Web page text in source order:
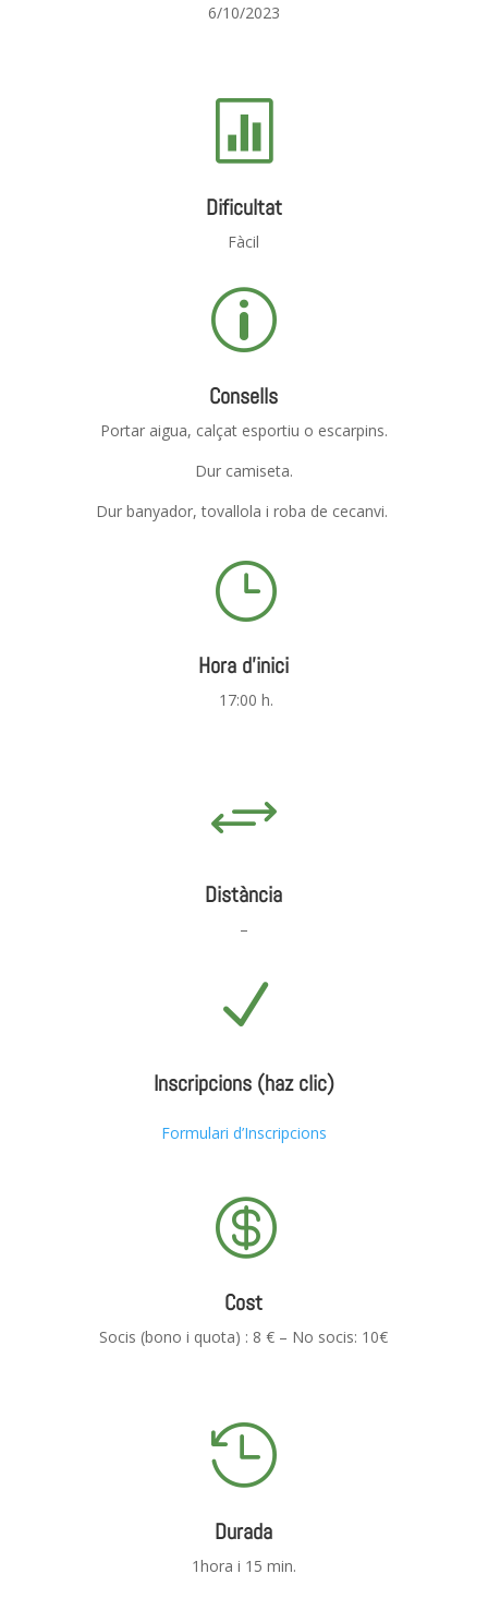
6/10/2023

Dificultat
Fàcil
p
Consells
Portar aigua, calçat esportiu o escarpins.
Dur camiseta.
Dur banyador, tovallola i roba de cecanvi.
}
Hora d'inici
17:00 h.
+
Distància
–
N
Inscripcions (haz clic)
Formulari d’Inscripcions

Cost
Socis (bono i quota) : 8 € – No socis: 10€

Durada
1hora i 15 min.